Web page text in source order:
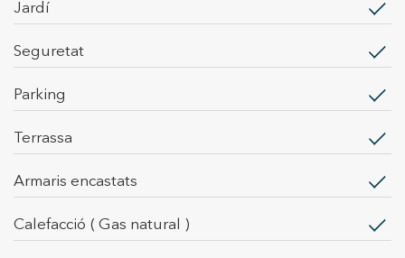
jardí
seguretat
parking
terrassa
armaris encastats
calefacció ( Gas natural )